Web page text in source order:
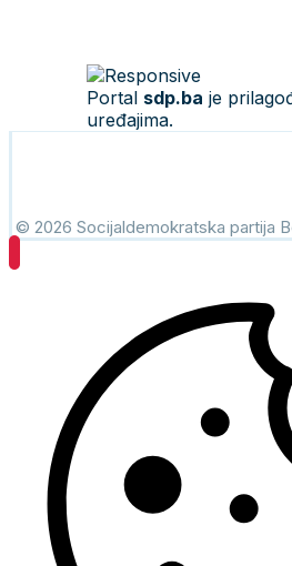
Portal sdp.ba je
uređajima.
© 2026 Socijaldemokratska partija